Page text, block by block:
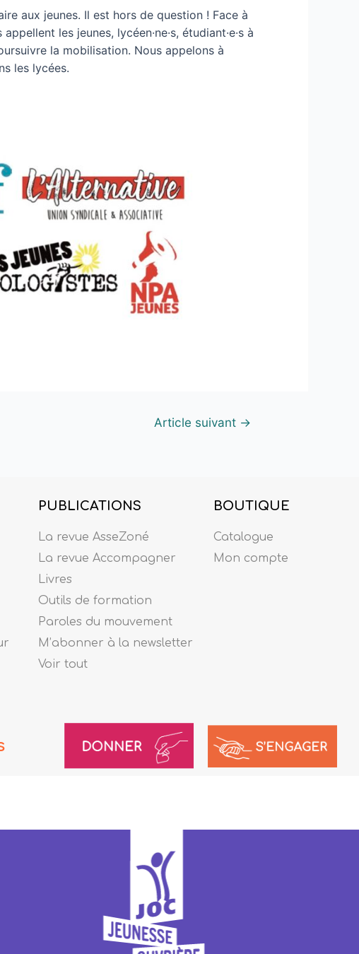
aux jeunes. Il est hors de question ! Face à
les jeunes, lycéen·ne·s, étudiant·e·s à
la mobilisation. Nous appelons à
les lycées.
Article suivant →
PUBLICATIONS
La revue AsseZoné
La revue Accompagner
Livres
Outils de formation
Paroles du mouvement
M’abonner à la newsletter
Voir tout
BOUTIQUE
Catalogue
Mon compte